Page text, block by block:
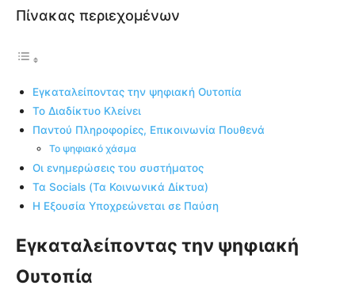
Πίνακας περιεχομένων
Εγκαταλείποντας την ψηφιακή Ουτοπία
Το Διαδίκτυο Κλείνει
Παντού Πληροφορίες, Επικοινωνία Πουθενά
Το ψηφιακό χάσμα
Οι ενημερώσεις του συστήματος
Τα Socials (Τα Κοινωνικά Δίκτυα)
Η Εξουσία Υποχρεώνεται σε Παύση
Εγκαταλείποντας την ψηφιακή
Ουτοπία